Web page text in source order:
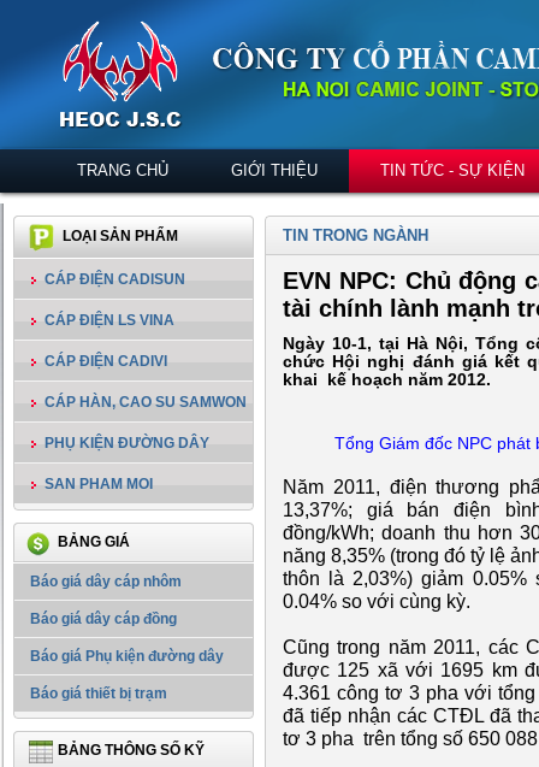
TRANG CHỦ GIỚI THIỆU TIN TỨC - SỰ KIỆN
LOẠI SẢN PHẨM
CÁP ĐIỆN CADISUN
CÁP ĐIỆN LS VINA
CÁP ĐIỆN CADIVI
CÁP HÀN, CAO SU SAMWON
PHỤ KIỆN ĐƯỜNG DÂY
SAN PHAM MOI
BẢNG GIÁ
Báo giá dây cáp nhôm
Báo giá dây cáp đồng
Báo giá Phụ kiện đường dây
Báo giá thiết bị trạm
BẢNG THÔNG SỐ KỸ
TIN TRONG NGÀNH
EVN NPC: Chủ động
tài chính lành mạnh
Ngày 10-1, tại Hà Nội, Tổng
chức Hội nghị đánh giá kết
khai kế hoạch năm 2012.
Tổng Giám đốc NPC phát
Năm 2011, điện thương
13,37%; giá bán điện
đồng/kWh; doanh thu hơn
năng 8,35% (trong đó tỷ lệ
thôn là 2,03%) giảm
0.04% so với cùng kỳ.
Cũng trong năm 2011, các
được 125 xã với 1695 km
4.361 công tơ 3 pha với
đã tiếp nhận các CTĐL đã
tơ 3 pha trên tổng số 650